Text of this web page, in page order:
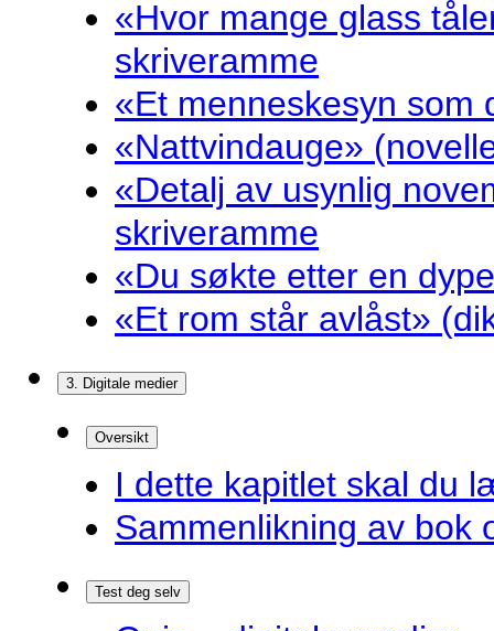
«Hvor mange glass
skriveramme
«Et menneskesyn som
«Nattvindauge»
«Detalj av usynlig
skriveramme
«Du søkte etter en
«Et rom står avlåst»
3. Digitale medier
Oversikt
I dette kapitlet skal du
Sammenlikning av bok
Test deg selv